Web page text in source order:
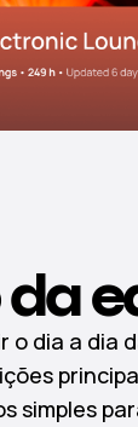
o dia a dia
simples